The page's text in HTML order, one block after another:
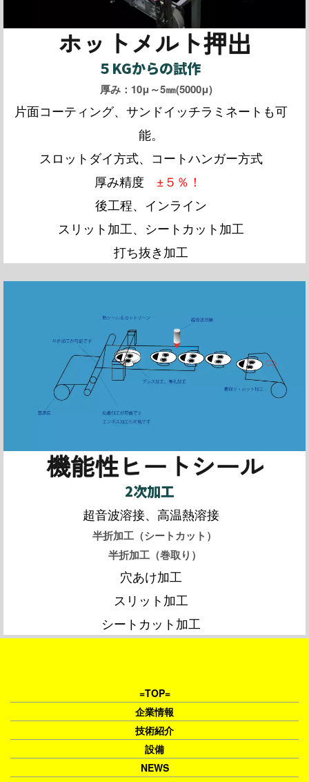
ホットメルト押出
５KGからの試作
厚み：10μ～5㎜(5000μ)
片面コーティング、サンドイッチラミネートも可
能。
スロットダイ方式、コートハンガー方式
厚み精度 ±５％！
後工程、インライン
スリット加工、シートカット加工
打ち抜き加工
機能性ヒートシール
2次加工
超音波溶接、高温熱溶接
半折加工（シートカット）
半折加工（巻取り）
穴あけ加工
スリット加工
シートカット加工
=TOP=
企業情報
技術紹介
設備
NEWS